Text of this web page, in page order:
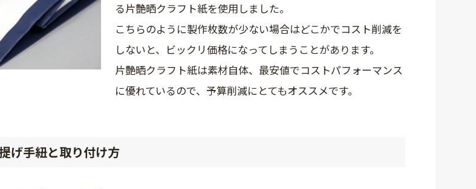
る片艶晒クラフト紙を使用しました。
こちらのように製作枚数が少ない場合はどこかでコスト削減を
しないと、ビックリ価格になってしまうことがあります。
片艶晒クラフト紙は素材自体、最安値でコストパフォーマンス
に優れているので、予算削減にとてもオススメです。
げ手紐と取り付け方